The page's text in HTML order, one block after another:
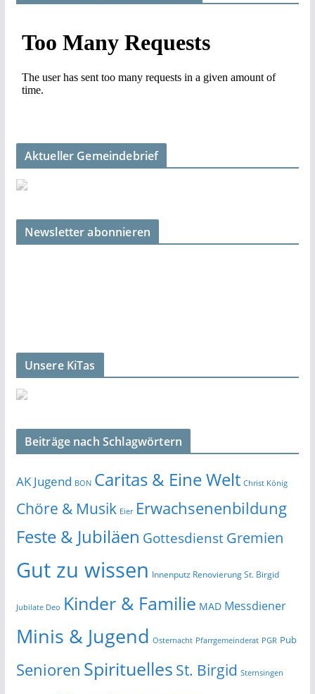
Aktueller Gemeindebrief
Newsletter abonnieren
Unsere KiTas
Beiträge nach Schlagwörtern
AK Jugend BON Caritas & Eine Welt Christ König
Chöre & Musik Eier Erwachsenenbildung
Feste & Jubiläen GottesdienstGremien
Gut zu wissen Innenputz Renovierung St. Birgid
Jubilate Deo Kinder & Familie MAD Messdiener
Minis & Jugend Osternacht Pfarrgemeinderat PGR Pub
Senioren Spirituelles St. Birgid Sternsingen